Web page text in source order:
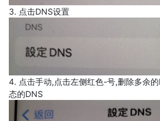
3. 点击DNS设置
4. 点击手动,点击左侧红色-号,删除多余
态的DNS